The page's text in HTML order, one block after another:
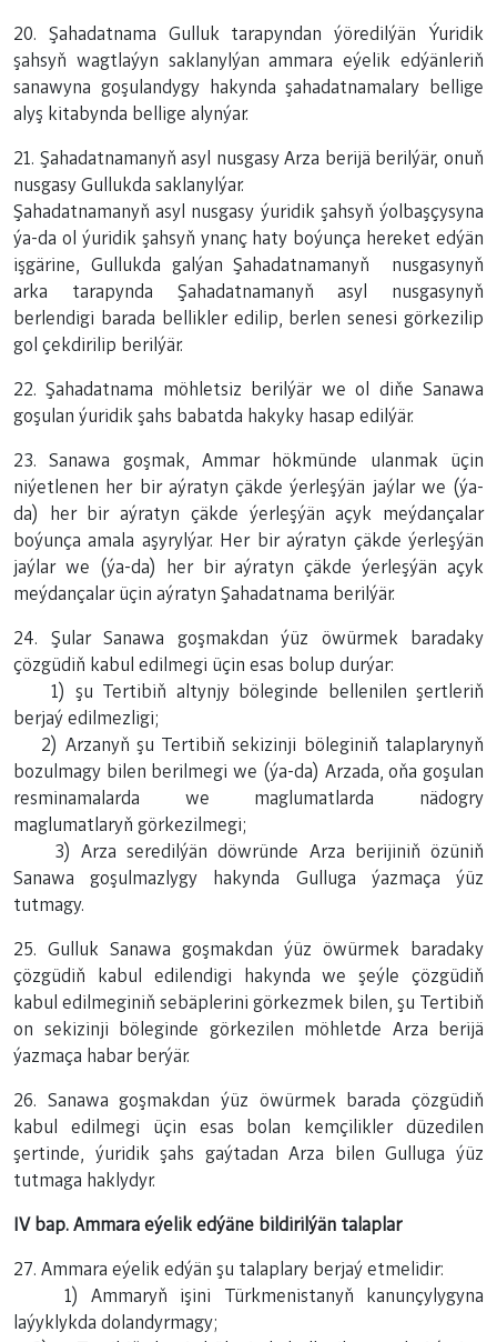
20. Şahadatnama Gulluk tarapyndan ýöredilýän Ýuridik
şahsyň wagtlaýyn saklanylýan ammara eýelik edýänleriň
sanawyna goşulandygy hakynda şahadatnamalary bellige
alyş kitabynda bellige alynýar.
21. Şahadatnamanyň asyl nusgasy Arza berijä berilýär, onuň
nusgasy Gullukda saklanylýar.
Şahadatnamanyň asyl nusgasy ýuridik şahsyň ýolbaşçysyna
ýa-da ol ýuridik şahsyň ynanç haty boýunça hereket edýän
işgärine, Gullukda galýan Şahadatnamanyň nusgasynyň
arka tarapynda Şahadatnamanyň asyl nusgasynyň
berlendigi barada bellikler edilip, berlen senesi görkezilip
gol çekdirilip berilýär.
22. Şahadatnama möhletsiz berilýär we ol diňe Sanawa
goşulan ýuridik şahs babatda hakyky hasap edilýär.
23. Sanawa goşmak, Ammar hökmünde ulanmak üçin
niýetlenen her bir aýratyn çäkde ýerleşýän jaýlar we (ýa-
da) her bir aýratyn çäkde ýerleşýän açyk meýdançalar
boýunça amala aşyrylýar. Her bir aýratyn çäkde ýerleşýän
jaýlar we (ýa-da) her bir aýratyn çäkde ýerleşýän açyk
meýdançalar üçin aýratyn Şahadatnama berilýär.
24. Şular Sanawa goşmakdan ýüz öwürmek baradaky
çözgüdiň kabul edilmegi üçin esas bolup durýar:
1) şu Tertibiň altynjy böleginde bellenilen şertleriň
berjaý edilmezligi;
2) Arzanyň şu Tertibiň sekizinji böleginiň talaplarynyň
bozulmagy bilen berilmegi we (ýa-da) Arzada, oňa goşulan
resminamalarda we maglumatlarda nädogry
maglumatlaryň görkezilmegi;
3) Arza seredilýän döwründe Arza berijiniň özüniň
Sanawa goşulmazlygy hakynda Gulluga ýazmaça ýüz
tutmagy.
25. Gulluk Sanawa goşmakdan ýüz öwürmek baradaky
çözgüdiň kabul edilendigi hakynda we şeýle çözgüdiň
kabul edilmeginiň sebäplerini görkezmek bilen, şu Tertibiň
on sekizinji böleginde görkezilen möhletde Arza berijä
ýazmaça habar berýär.
26. Sanawa goşmakdan ýüz öwürmek barada çözgüdiň
kabul edilmegi üçin esas bolan kemçilikler düzedilen
şertinde, ýuridik şahs gaýtadan Arza bilen Gulluga ýüz
tutmaga haklydyr.
IV bap. Ammara eýelik edýäne bildirilýän talaplar
27. Ammara eýelik edýän şu talaplary berjaý etmelidir:
1) Ammaryň işini Türkmenistanyň kanunçylygyna
laýyklykda dolandyrmagy;